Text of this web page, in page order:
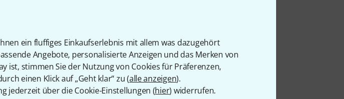
ein fluffiges Einkaufserlebnis mit allem was dazugehört
Angebote, personalisierte Anzeigen und das Merken von
ist, stimmen Sie der Nutzung von Cookies für Präferenzen,
einen Klick auf „Geht klar“ zu (alle anzeigen).
jederzeit über die Cookie-Einstellungen (hier) widerrufen.